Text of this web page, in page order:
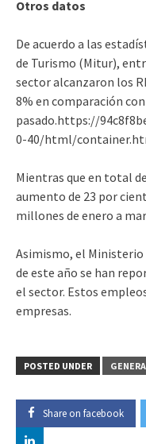
Otros datos
De acuerdo a las
de Turismo (Mitur),
sector alcanzaron los
8% en comparación
pasado.https://
0-40/html/
Mientras que en total
aumento de 23 por
millones de enero a
Asimismo, el
de este año se han
el sector. Estos
empresas.
POSTED UNDER
Share on facebook